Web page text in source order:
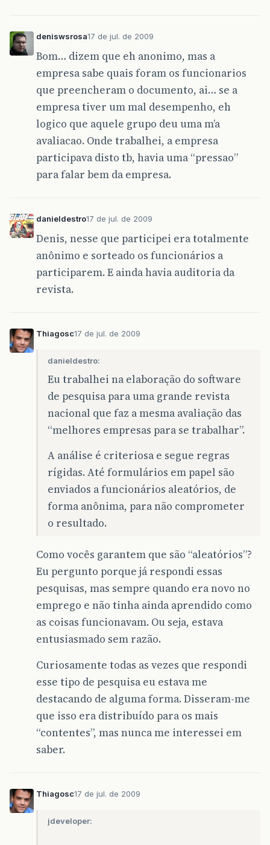
deniswsrosa17 de jul. de 2009
Bom… dizem que eh anonimo, mas a
empresa sabe quais foram os funcionarios
que preencheram o documento, ai… se a
empresa tiver um mal desempenho, eh
logico que aquele grupo deu uma m’a
avaliacao. Onde trabalhei, a empresa
participava disto tb, havia uma “pressao”
para falar bem da empresa.
danieldestro17 de jul. de 2009
Denis, nesse que participei era totalmente
anônimo e sorteado os funcionários a
participarem. E ainda havia auditoria da
revista.
Thiagosc17 de jul. de 2009
danieldestro:
Eu trabalhei na elaboração do software
de pesquisa para uma grande revista
nacional que faz a mesma avaliação das
“melhores empresas para se trabalhar”.
A análise é criteriosa e segue regras
rígidas. Até formulários em papel são
enviados a funcionários aleatórios, de
forma anônima, para não comprometer
o resultado.
Como vocês garantem que são “aleatórios”?
Eu pergunto porque já respondi essas
pesquisas, mas sempre quando era novo no
emprego e não tinha ainda aprendido como
as coisas funcionavam. Ou seja, estava
entusiasmado sem razão.
Curiosamente todas as vezes que respondi
esse tipo de pesquisa eu estava me
destacando de alguma forma. Disseram-me
que isso era distribuído para os mais
“contentes”, mas nunca me interessei em
saber.
Thiagosc17 de jul. de 2009
jdeveloper: